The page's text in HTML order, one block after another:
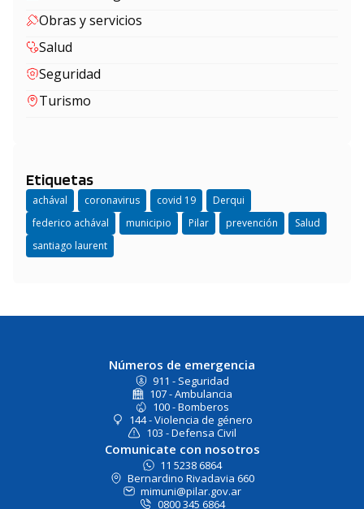
Obras y servicios
Salud
Seguridad
Turismo
Etiquetas
achával coronavirus covid 19
Derqui
federico achával
municipio Pilar prevención
Salud
santiago laurent
Números de emergencia
911 - Seguridad
107 - Ambulancia
100 - Bomberos
144 - Violencia de género
103 - Defensa Civil
Comunicate con nosotros
11 5238 6864
Bernardino Rivadavia 660
mimuni@pilar.gov.ar
0800 345 6864